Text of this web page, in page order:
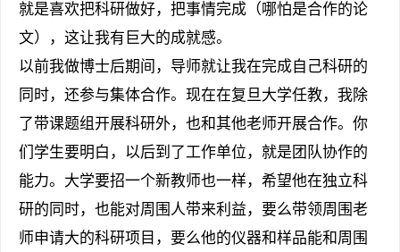
就是喜欢把科研做好，把事情完成（哪怕是合作的论
文），这让我有巨大的成就感。
以前我做博士后期间，导师就让我在完成自己科研的
同时，还参与集体合作。现在在复旦大学任教，我除
了带课题组开展科研外，也和其他老师开展合作。你
们学生要明白，以后到了工作单位，就是团队协作的
能力。大学要招一个新教师也一样，希望他在独立科
研的同时，也能对周围人带来利益，要么带领周围老
师申请大的科研项目，要么他的仪器和样品能和周围